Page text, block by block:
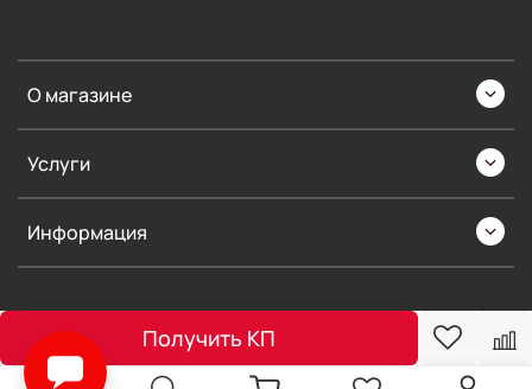
Получить КП
О магазине
Услуги
Информация